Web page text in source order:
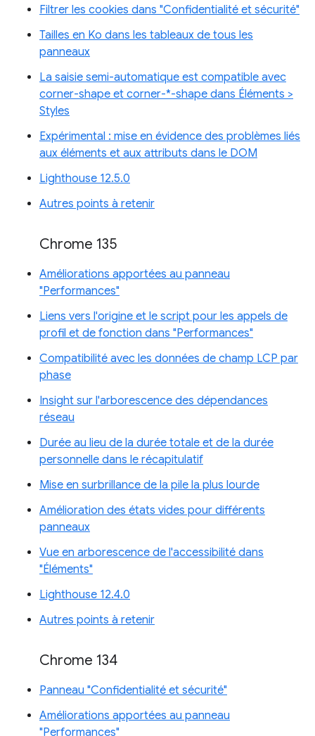
Filtrer les cookies dans "Confidentialité et sécurité"
Tailles en Ko dans les tableaux de tous les
panneaux
La saisie semi-automatique est compatible avec
corner-shape et corner-*-shape dans Éléments >
Styles
Expérimental : mise en évidence des problèmes liés
aux éléments et aux attributs dans le DOM
Lighthouse 12.5.0
Autres points à retenir
Chrome 135
Améliorations apportées au panneau
"Performances"
Liens vers l'origine et le script pour les appels de
profil et de fonction dans "Performances"
Compatibilité avec les données de champ LCP par
phase
Insight sur l'arborescence des dépendances
réseau
Durée au lieu de la durée totale et de la durée
personnelle dans le récapitulatif
Mise en surbrillance de la pile la plus lourde
Amélioration des états vides pour différents
panneaux
Vue en arborescence de l'accessibilité dans
"Éléments"
Lighthouse 12.4.0
Autres points à retenir
Chrome 134
Panneau "Confidentialité et sécurité"
Améliorations apportées au panneau
"Performances"